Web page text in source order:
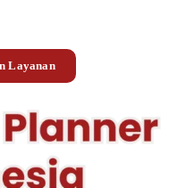
Layanan